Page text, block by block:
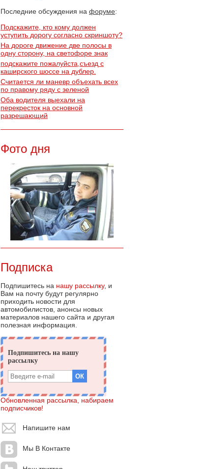
Последние обсуждения на форуме:
Подскажите, кто кому должен
уступить дорогу согласно скриншоту?
На дороге движение две полосы в
одну сторону, на светофоре знак
подскажите пожалуйста,съезд с
каширского шоссе на дублер.
Считается ли маневр объехать всех
по правому ряду с зеленой
Оба водителя выехали на
перекресток на основной
разрешающий
Фото дня
Подписка
Подпишитесь на нашу рассылку, и
Вам на почту будут регулярно
приходить новости для
автомобилистов, анонсы новых
материалов нашего сайта и другая
полезная информация.
Обновленная рассылка, набираем
подписчиков!
Напишите нам
Мы В Контакте